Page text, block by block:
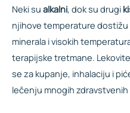
Neki su alkalni, dok su drugi
njihove temperature dostižu
minerala i visokih
terapijske tretmane.
se za kupanje, inhalaciju i
lečenju mnogih